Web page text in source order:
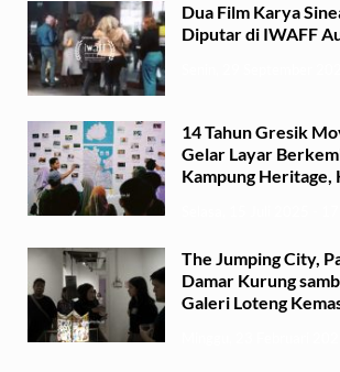
Dua Film Karya
Diputar di IWAFF
14 Tahun Gresik
Gelar Layar
Kampung Heritage,
The Jumping City,
Damar Kurung
Galeri Loteng